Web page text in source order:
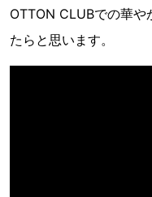
OTTON CLUBでの華や
たらと思います。